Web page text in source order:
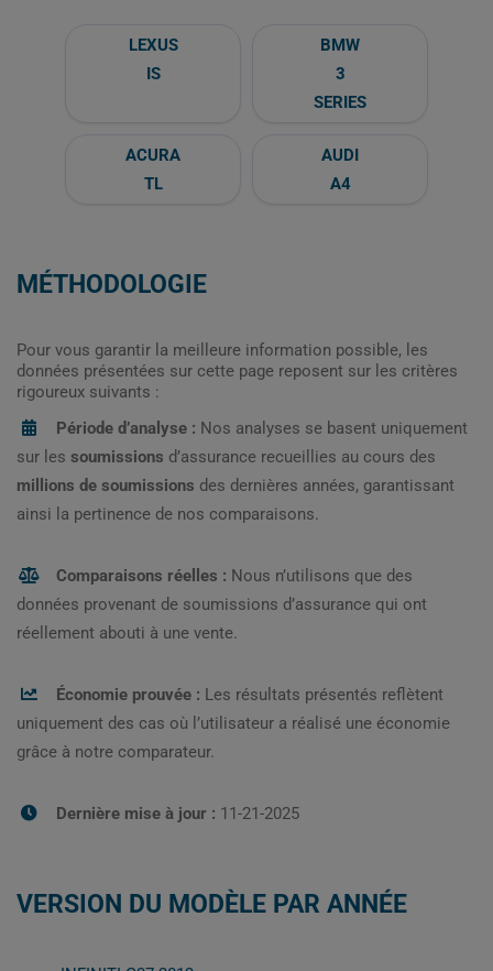
LEXUS
IS
BMW
3
SERIES
ACURA
TL
AUDI
A4
MÉTHODOLOGIE
Pour vous garantir la meilleure information possible, les
données présentées sur cette page reposent sur les critères
rigoureux suivants :
Période d’analyse : Nos analyses se basent uniquement
sur les soumissions d’assurance recueillies au cours des
millions de soumissions des dernières années, garantissant
ainsi la pertinence de nos comparaisons.
Comparaisons réelles : Nous n’utilisons que des
données provenant de soumissions d’assurance qui ont
réellement abouti à une vente.
Économie prouvée : Les résultats présentés reflètent
uniquement des cas où l’utilisateur a réalisé une économie
grâce à notre comparateur.
Dernière mise à jour : 11-21-2025
VERSION DU MODÈLE PAR ANNÉE